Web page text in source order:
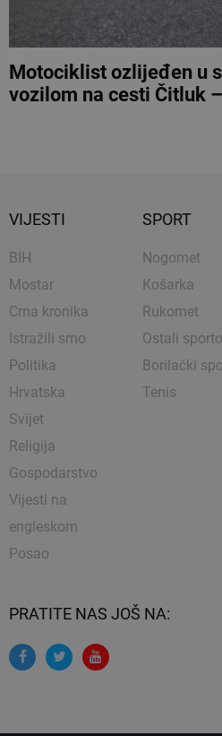
Motociklist ozlijeđen u
vozilom na cesti Čitluk
VIJESTI
BIH
Mostar
Crna kronika
Istražili smo
Politika
Hrvatska
Svijet
Religija
Gospodarstvo
Vijesti na
engleskom
Posao
SPORT
Nogomet
Košarka
Rukomet
Ostali
Borilački
Tenis
PRATITE NAS JOŠ NA: